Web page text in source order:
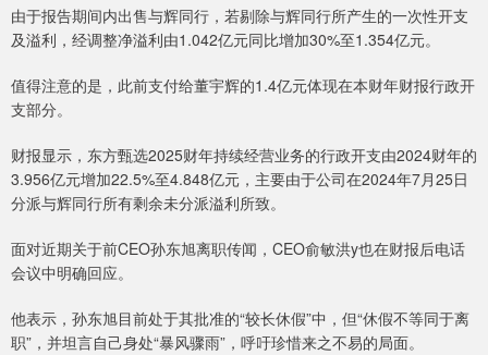
由于报告期间内出售与辉同行，若剔除与辉同行所产生的一次性开支
及溢利，经调整净溢利由1.042亿元同比增加30%至1.354亿元。
值得注意的是，此前支付给董宇辉的1.4亿元体现在本财年财报行政开
支部分。
财报显示，东方甄选2025财年持续经营业务的行政开支由2024财年的
3.956亿元增加22.5%至4.848亿元，主要由于公司在2024年7月25日
分派与辉同行所有剩余未分派溢利所致。
面对近期关于前CEO孙东旭离职传闻，CEO俞敏洪y也在财报后电话
会议中明确回应。
他表示，孙东旭目前处于其批准的“较长休假”中，但“休假不等同于离
职”，并坦言自己身处“暴风骤雨”，呼吁珍惜来之不易的局面。